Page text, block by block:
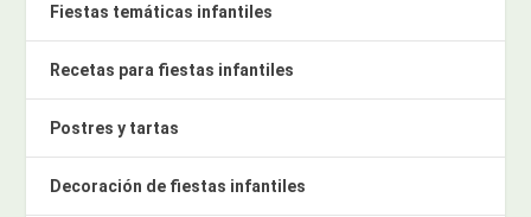
Fiestas temáticas infantiles
Recetas para fiestas infantiles
Postres y tartas
Decoración de fiestas infantiles